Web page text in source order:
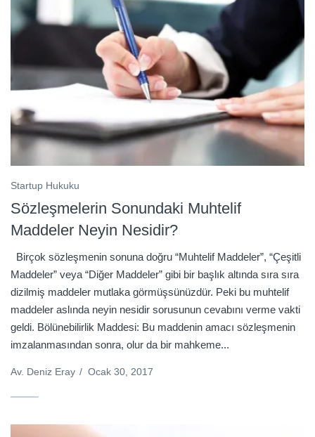
Startup Hukuku
Sözleşmelerin Sonundaki Muhtelif
Maddeler Neyin Nesidir?
Birçok sözleşmenin sonuna doğru “Muhtelif Maddeler”, “Çeşitli
Maddeler” veya “Diğer Maddeler” gibi bir başlık altında sıra sıra
dizilmiş maddeler mutlaka görmüşsünüzdür. Peki bu muhtelif
maddeler aslında neyin nesidir sorusunun cevabını verme vakti
geldi. Bölünebilirlik Maddesi: Bu maddenin amacı sözleşmenin
imzalanmasından sonra, olur da bir mahkeme...
Av. Deniz Eray / Ocak 30, 2017